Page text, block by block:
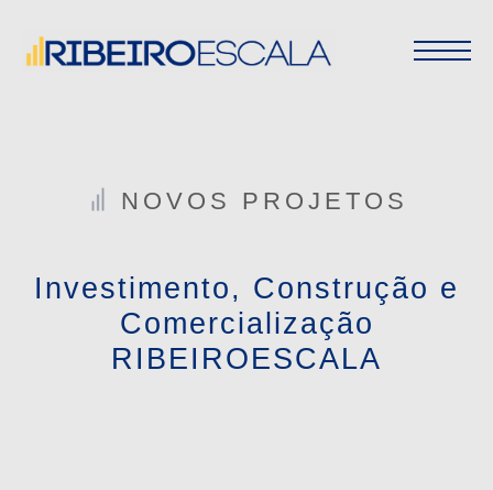
NOVOS PROJETOS
Investimento, Construção e
Comercialização
RIBEIROESCALA